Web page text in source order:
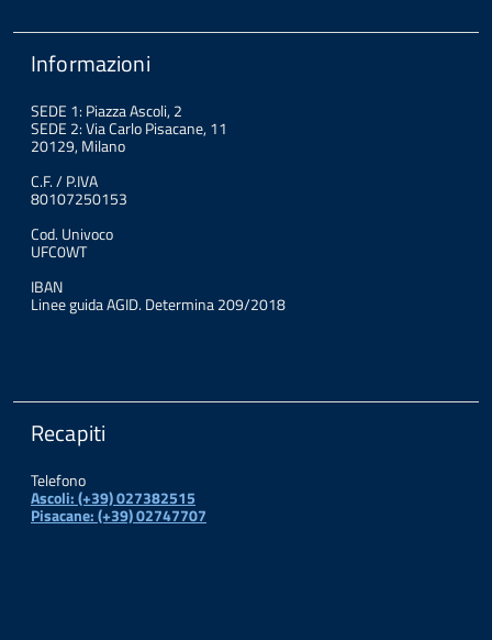
Informazioni
SEDE 1: Piazza Ascoli, 2
SEDE 2: Via Carlo Pisacane, 11
20129, Milano
C.F. / P.IVA
80107250153
Cod. Univoco
UFC0WT
IBAN
Linee guida AGID. Determina 209/2018
Recapiti
Telefono
Ascoli: (+39) 027382515
Pisacane: (+39) 02747707